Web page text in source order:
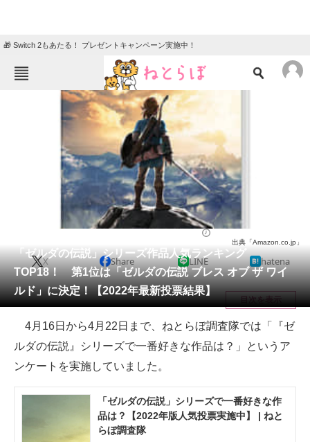
🎁 Switch 2もあたる！ プレゼントキャンペーン実施中！
ねとらぼメニュー
ニュース
クイズ
地域
教育・育児
リサーチ
会員記事
メディア
注目記事を集めた総合ページ
ITの今と未来を見通す
スマホと通信の最新トレンド
進化するPCとデバイスの未来
好きが集まる 比べて選べる
「ゼルダの伝説」シリーズ作品人気ランキング
TOP18！ 第1位は「ゼルダの伝説 ブレス オブ ザ ワイ
ルド」に決定！【2022年最新投票結果】
出典「Amazon.co.jp」
X Share LINE hatena
目次を表示
4月16日から4月22日まで、ねとらぼ調査隊では「『ゼ
ルダの伝説』シリーズで一番好きな作品は？」というア
ンケートを実施していました。
「ゼルダの伝説」シリーズで一番好きな作
品は？【2022年版人気投票実施中】 | ねと
らぼ調査隊